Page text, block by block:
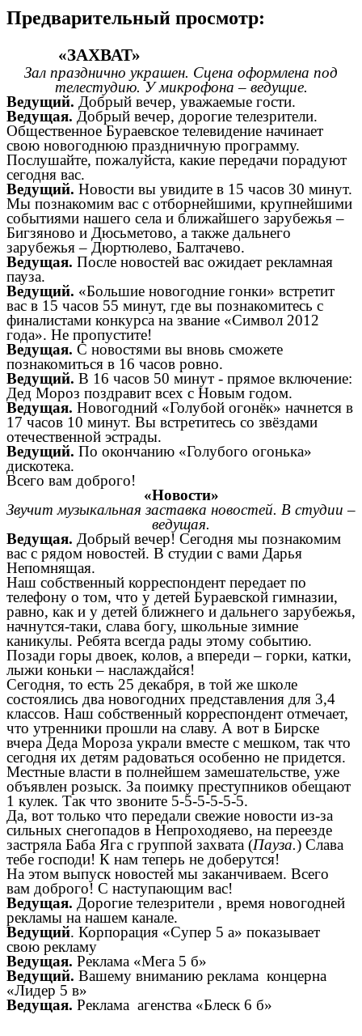
Предварительный просмотр:
«ЗАХВАТ»
Зал празднично украшен. Сцена оформлена под
телестудию. У микрофона – ведущие.
Ведущий. Добрый вечер, уважаемые гости.
Ведущая. Добрый вечер, дорогие телезрители.
Общественное Бураевское телевидение начинает
свою новогоднюю праздничную программу.
Послушайте, пожалуйста, какие передачи порадуют
сегодня вас.
Ведущий. Новости вы увидите в 15 часов 30 минут.
Мы познакомим вас с отборнейшими, крупнейшими
событиями нашего села и ближайшего зарубежья –
Бигзяново и Дюсьметово, а также дальнего
зарубежья – Дюртюлево, Балтачево.
Ведущая. После новостей вас ожидает рекламная
пауза.
Ведущий. «Большие новогодние гонки» встретит
вас в 15 часов 55 минут, где вы познакомитесь с
финалистами конкурса на звание «Символ 2012
года». Не пропустите!
Ведущая. С новостями вы вновь сможете
познакомиться в 16 часов ровно.
Ведущий. В 16 часов 50 минут - прямое включение:
Дед Мороз поздравит всех с Новым годом.
Ведущая. Новогодний «Голубой огонёк» начнется в
17 часов 10 минут. Вы встретитесь со звёздами
отечественной эстрады.
Ведущий. По окончанию «Голубого огонька»
дискотека.
Всего вам доброго!
«Новости»
Звучит музыкальная заставка новостей. В студии –
ведущая.
Ведущая. Добрый вечер! Сегодня мы познакомим
вас с рядом новостей. В студии с вами Дарья
Непомнящая.
Наш собственный корреспондент передает по
телефону о том, что у детей Бураевской гимназии,
равно, как и у детей ближнего и дальнего зарубежья,
начнутся-таки, слава богу, школьные зимние
каникулы. Ребята всегда рады этому событию.
Позади горы двоек, колов, а впереди – горки, катки,
лыжи коньки – наслаждайся!
Сегодня, то есть 25 декабря, в той же школе
состоялись два новогодних представления для 3,4
классов. Наш собственный корреспондент отмечает,
что утренники прошли на славу. А вот в Бирске
вчера Деда Мороза украли вместе с мешком, так что
сегодня их детям радоваться особенно не придется.
Местные власти в полнейшем замешательстве, уже
объявлен розыск. За поимку преступников обещают
1 кулек. Так что звоните 5-5-5-5-5-5.
Да, вот только что передали свежие новости из-за
сильных снегопадов в Непроходяево, на переезде
застряла Баба Яга с группой захвата (Пауза.) Слава
тебе господи! К нам теперь не доберутся!
На этом выпуск новостей мы заканчиваем. Всего
вам доброго! С наступающим вас!
Ведущая. Дорогие телезрители , время новогодней
рекламы на нашем канале.
Ведущий. Корпорация «Супер 5 а» показывает
свою рекламу
Ведущая. Реклама «Мега 5 б»
Ведущий. Вашему вниманию реклама концерна
«Лидер 5 в»
Ведущая. Реклама агенства «Блеск 6 б»